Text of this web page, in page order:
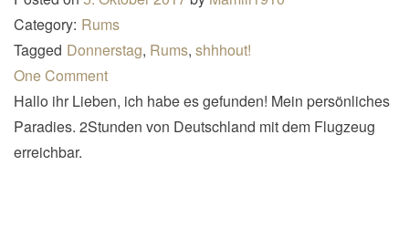
Category: Rums
Tagged Donnerstag, Rums, shhhout!
One Comment
Hallo ihr Lieben, ich habe es gefunden! Mein persönliches
Paradies. 2Stunden von Deutschland mit dem Flugzeug
erreichbar.